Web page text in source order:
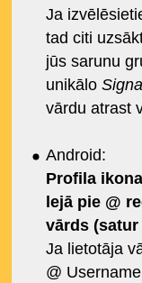
Ja
tad citi
jūs sarunu
unikālo
vārdu atrast
Android:
Profila
lejā pie @
vārds
Ja lietotāja
@